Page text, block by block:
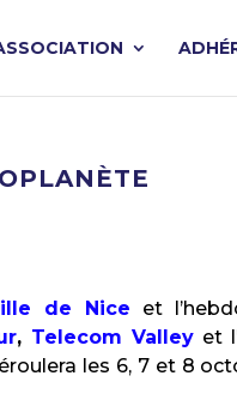
de Nice et
, Telecom Valley et
les 6, 7 et 8